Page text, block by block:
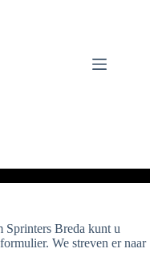
Sprinters Breda kunt u
We streven er naar